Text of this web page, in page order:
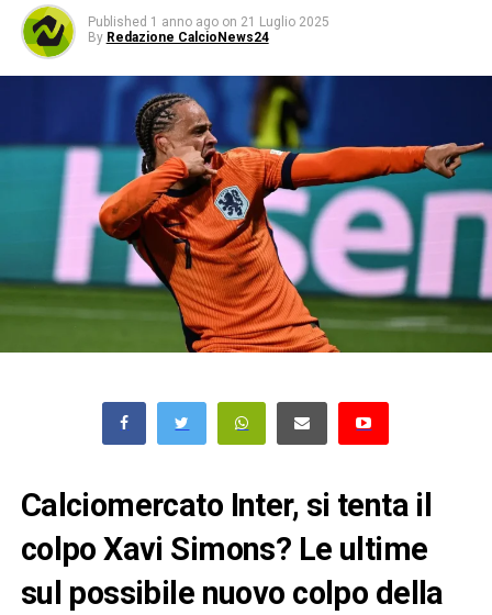
Published 1 anno ago on 21 Luglio 2025
By Redazione CalcioNews24
Calciomercato Inter, si tenta il
colpo Xavi Simons? Le ultime
sul possibile nuovo colpo della